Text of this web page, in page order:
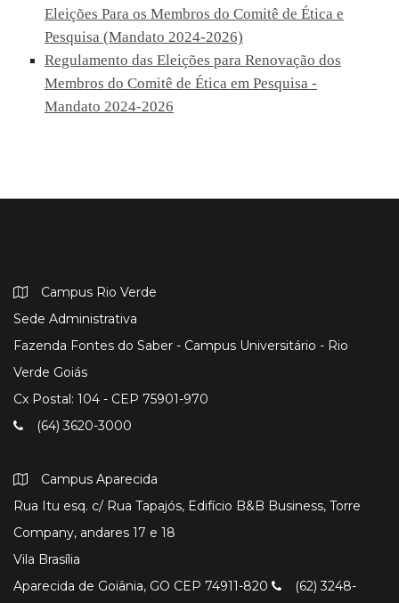
Eleições Para os Membros do Comitê de Ética e
Pesquisa (Mandato 2024-2026)
Regulamento das Eleições para Renovação dos
Membros do Comitê de Ética em Pesquisa -
Mandato 2024-2026
Campus Rio Verde
Sede Administrativa
Fazenda Fontes do Saber - Campus Universitário - Rio
Verde Goiás
Cx Postal: 104 - CEP 75901-970
(64) 3620-3000
Campus Aparecida
Rua Itu esq. c/ Rua Tapajós, Edifício B&B Business, Torre
Company, andares 17 e 18
Vila Brasília
Aparecida de Goiânia, GO CEP 74911-820
(62) 3248-